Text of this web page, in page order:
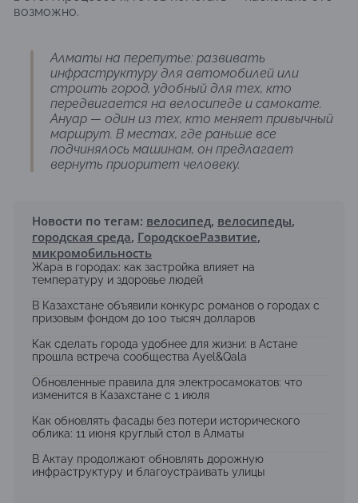
возможно.
Алматы на перепутье: развивать
инфраструктуру для автомобилей или
строить город, удобный для тех, кто
передвигается на велосипеде и самокате.
Ануар — один из тех, кто меняет привычный
маршрут. В местах, где раньше все
подчинялось машинам, он предлагает
вернуть приоритет человеку.
Новости по тегам: велосипед, велосипеды,
городская среда, ГородскоеРазвитие,
микромобильность
Жара в городах: как застройка влияет на
температуру и здоровье людей
В Казахстане объявили конкурс романов о городах с
призовым фондом до 100 тысяч долларов
Как сделать города удобнее для жизни: в Астане
прошла встреча сообщества Ayel&Qala
Обновленные правила для электросамокатов: что
изменится в Казахстане с 1 июля
Как обновлять фасады без потери исторического
облика: 11 июня круглый стол в Алматы
В Актау продолжают обновлять дорожную
инфраструктуру и благоустраивать улицы